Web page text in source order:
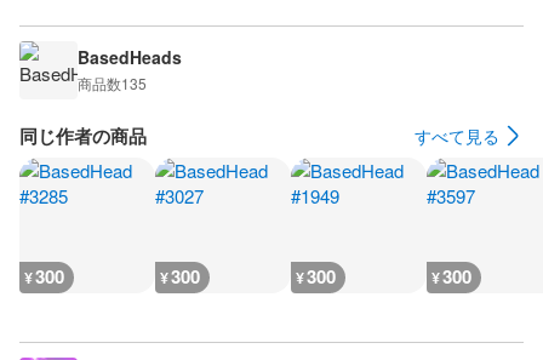
BasedHeads
商品数135
同じ作者の商品 すべて見る
¥300 ¥300 ¥300 ¥300